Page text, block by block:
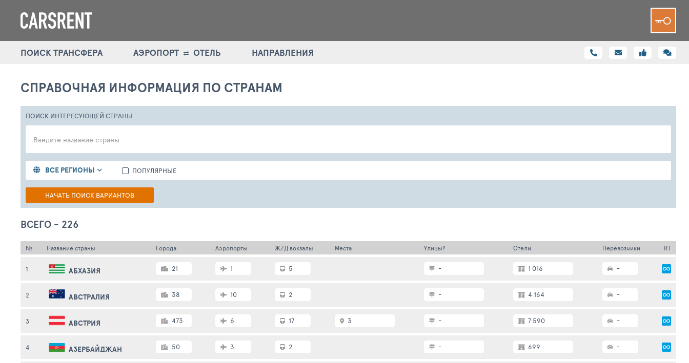
ПОИСК ТРАНСФЕРА АЭРОПОРТ ОТЕЛЬ НАПРАВЛЕНИЯ
СПРАВОЧНАЯ ИНФОРМАЦИЯ ПО СТРАНАМ
ПОИСК ИНТЕРЕСУЮЩЕЙ СТРАНЫ
ВСЕ РЕГИОНЫ ПОПУЛЯРНЫЕ
НАЧАТЬ ПОИСК ВАРИАНТОВ
ВСЕГО - 226
№ Название страны Города Аэропорты Ж/Д вокзалы Места Улицы? Отели Перевозчики RT
1 АБХАЗИЯ 21 1 5 - 1 016 -
2 АВСТРАЛИЯ 38 10 2 - 4 164 -
3 АВСТРИЯ 473 6 17 3 - 7 590 -
4 АЗЕРБАЙДЖАН 50 3 2 - 699 -